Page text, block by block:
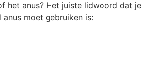
het anus? Het juiste lidwoord dat je
moet gebruiken is: